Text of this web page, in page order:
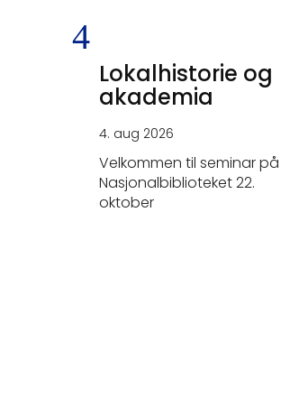
Lokalhistorie og
akademia
4. aug 2026
Velkommen til seminar på
Nasjonalbiblioteket 22.
oktober